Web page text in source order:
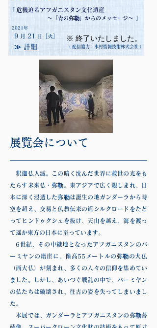
「 危機迫るアフガニスタン文化遺産
～「青の弥勒」からのメッセージ～ 」
2021年
9 月 21 日 ［火］ ※ 終了いたしました。
（ 配信協力：木村情報技術株式会社 ）
≫ 詳細
展覧会について
釈迦仏入滅。この暗く沈んだ世界に救世の光をも
たらす未来仏・弥勒。東アジアで広く親しまれ、日
本に深く浸透した弥勒は誕生の地ガンダーラから時
空を超え、交易と仏教伝来の道シルクロードをたど
ってヒンドゥクシュを抜け、天山を越え、海を渡っ
て遥か東方の日本に至っています。
6世紀、その中継地となったアフガニスタンのバ
ーミヤンの磨崖に、像高55メートルの弥勒の大仏
（西大仏）が刻まれ、多くの人々の信仰を集めてい
ました。しかし、あいつぐ戦乱の中で、バーミヤン
の仏たちは破壊され、往古の姿を失ってしまいまし
た。
本展では、ガンダーラとアフガニスタンの弥勒菩